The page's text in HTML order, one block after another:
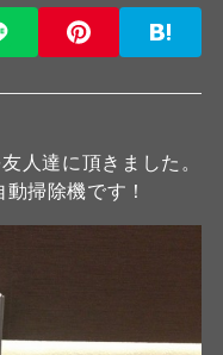
人達に頂きました。
掃除機です！